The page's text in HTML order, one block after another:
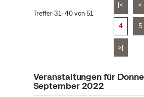
Treffer 31–40 von 51
|< <
4 5
>|
Veranstaltungen für
September 2022